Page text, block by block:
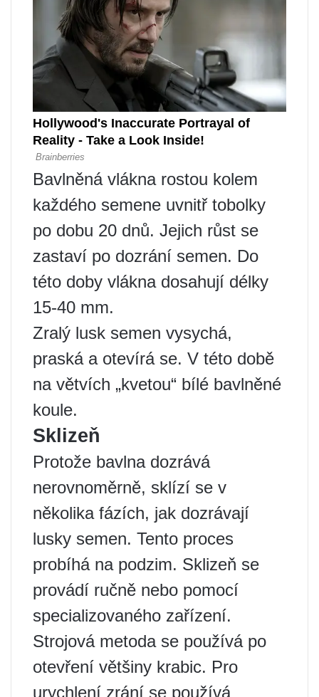
Bavlněná vlákna rostou kolem
každého semene uvnitř tobolky
po dobu 20 dnů. Jejich růst se
zastaví po dozrání semen. Do
této doby vlákna dosahují délky
15-40 mm.
Zralý lusk semen vysychá,
praská a otevírá se. V této době
na větvích „kvetou“ bílé bavlněné
koule.
Sklizeň
Protože bavlna dozrává
nerovnoměrně, sklízí se v
několika fázích, jak dozrávají
lusky semen. Tento proces
probíhá na podzim. Sklizeň se
provádí ručně nebo pomocí
specializovaného zařízení.
Strojová metoda se používá po
otevření většiny krabic. Pro
urychlení zrání se používá